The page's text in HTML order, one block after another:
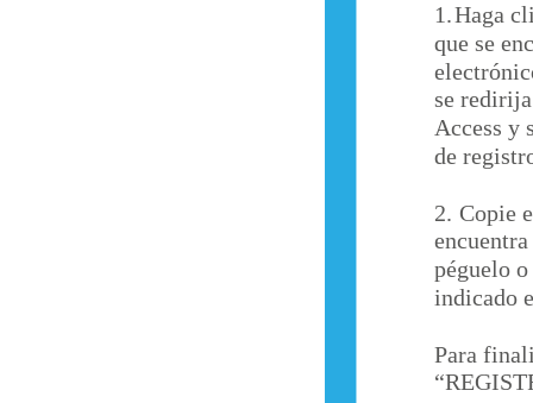
1.Haga
que se
se
Access y
de
2. Copie
péguelo
indicado
Para